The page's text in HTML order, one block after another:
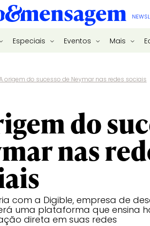
Especiais Eventos Mais
origem do sucesso de Neymar nas redes sociais
do
nas
com a Digible, empresa de
uma plataforma que ensina
direta em suas redes